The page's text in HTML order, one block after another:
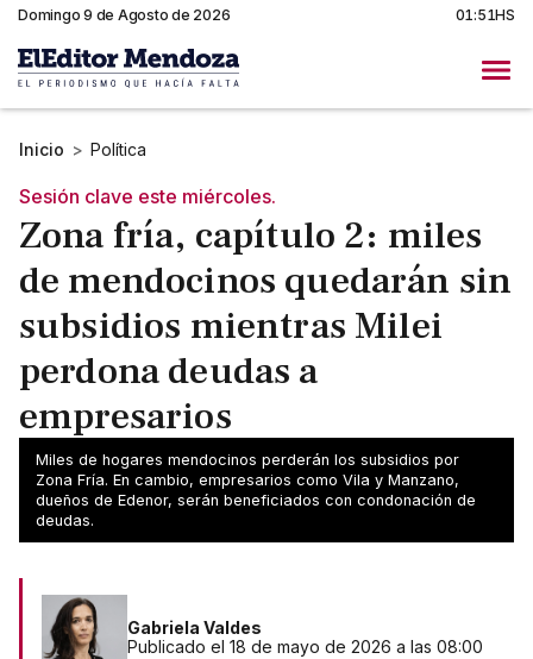
Domingo 9 de Agosto de 2026 01:51HS
Inicio > Política
Sesión clave este miércoles.
Zona fría, capítulo 2: miles
de mendocinos quedarán sin
subsidios mientras Milei
perdona deudas a
empresarios
Miles de mendocinos quedarán fuera de subsidios si
se aprueba el proyecto para recortar la Zona Fría. En
paralelo se condona deudas a distribuidoras.
Miles de hogares mendocinos perderán los subsidios por
Zona Fría. En cambio, empresarios como Vila y Manzano,
dueños de Edenor, serán beneficiados con condonación de
deudas.
Gabriela Valdes
Publicado el 18 de mayo de 2026 a las 08:00